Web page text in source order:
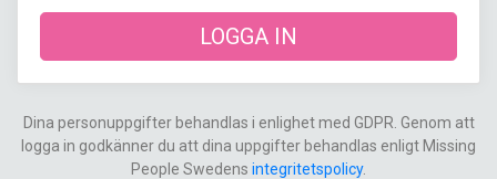
LOGGA IN
Dina personuppgifter behandlas i enlighet med GDPR. Genom att
logga in godkänner du att dina uppgifter behandlas enligt Missing
People Swedens integritetspolicy.